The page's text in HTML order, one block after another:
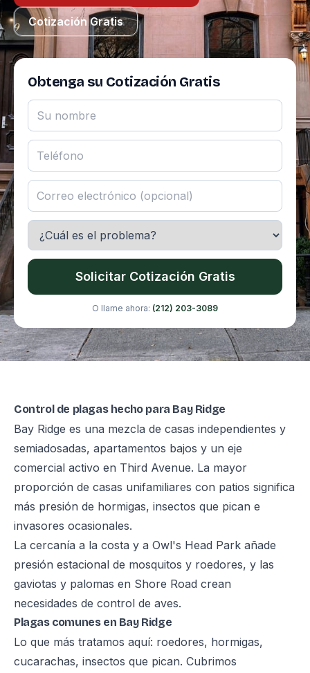
Cotización Gratis
Obtenga su Cotización Gratis
Solicitar Cotización Gratis
O llame ahora: (212) 203-3089
Control de plagas hecho para Bay Ridge
Bay Ridge es una mezcla de casas independientes y
semiadosadas, apartamentos bajos y un eje
comercial activo en Third Avenue. La mayor
proporción de casas unifamiliares con patios significa
más presión de hormigas, insectos que pican e
invasores ocasionales.
La cercanía a la costa y a Owl's Head Park añade
presión estacional de mosquitos y roedores, y las
gaviotas y palomas en Shore Road crean
necesidades de control de aves.
Plagas comunes en Bay Ridge
Lo que más tratamos aquí: roedores, hormigas,
cucarachas, insectos que pican. Cubrimos